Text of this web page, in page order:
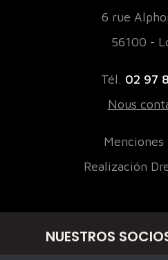
6 rue
56100 -
Tél. 02 97
Nous
Menciones
Realización
NUESTROS